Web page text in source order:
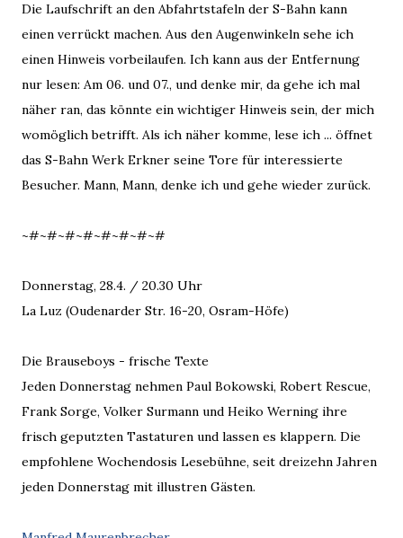
Die Laufschrift an den Abfahrtstafeln der S-Bahn kann
einen verrückt machen. Aus den Augenwinkeln sehe ich
einen Hinweis vorbeilaufen. Ich kann aus der Entfernung
nur lesen: Am 06. und 07., und denke mir, da gehe ich mal
näher ran, das könnte ein wichtiger Hinweis sein, der mich
womöglich betrifft. Als ich näher komme, lese ich ... öffnet
das S-Bahn Werk Erkner seine Tore für interessierte
Besucher. Mann, Mann, denke ich und gehe wieder zurück.
~#~#~#~#~#~#~#~#
Donnerstag, 28.4. / 20.30 Uhr
La Luz (Oudenarder Str. 16-20, Osram-Höfe)
Die Brauseboys - frische Texte
Jeden Donnerstag nehmen Paul Bokowski, Robert Rescue,
Frank Sorge, Volker Surmann und Heiko Werning ihre
frisch geputzten Tastaturen und lassen es klappern. Die
empfohlene Wochendosis Lesebühne, seit dreizehn Jahren
jeden Donnerstag mit illustren Gästen.